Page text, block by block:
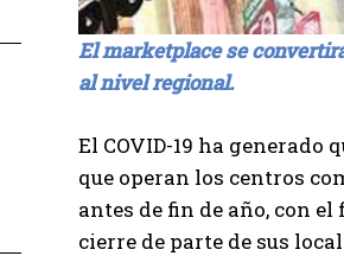
El marketplace se
al nivel regional.
El COVID-19 ha
que operan los centros
antes de fin de año, con
cierre de parte de sus